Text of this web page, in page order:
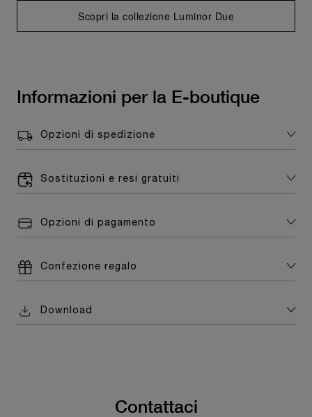
Scopri la collezione Luminor Due
Informazioni per la E-boutique
Opzioni di spedizione
Sostituzioni e resi gratuiti
Opzioni di pagamento
Confezione regalo
Download
Contattaci